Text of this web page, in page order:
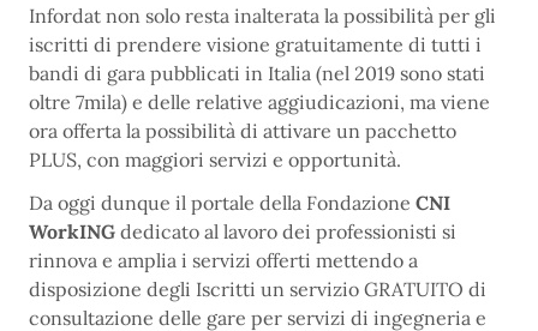
Infordat non solo resta inalterata la possibilità per gli
iscritti di prendere visione gratuitamente di tutti i
bandi di gara pubblicati in Italia (nel 2019 sono stati
oltre 7mila) e delle relative aggiudicazioni, ma viene
ora offerta la possibilità di attivare un pacchetto
PLUS, con maggiori servizi e opportunità.
Da oggi dunque il portale della Fondazione CNI
WorkING dedicato al lavoro dei professionisti si
rinnova e amplia i servizi offerti mettendo a
disposizione degli Iscritti un servizio GRATUITO di
consultazione delle gare per servizi di ingegneria e